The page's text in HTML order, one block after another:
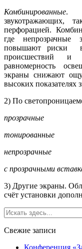
Комбинированные.
звукотражающих,
перфорацией.
где непрозрачные
повышают риски
происшествий и
равномерность
экраны снижают
высоких показателях
2) По
прозрачные
тонированные
непрозрачные
с прозрачными
3) Другие экраны.
счёт установки
Свежие записи